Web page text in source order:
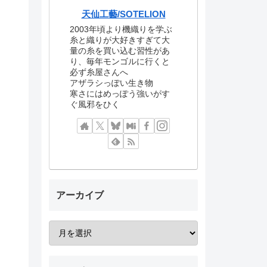
天仙工藝/SOTELION
2003年頃より機織りを学ぶ
糸と織りが大好きすぎて大
量の糸を買い込む習性があ
り、毎年モンゴルに行くと
必ず糸屋さんへ
アザラシっぽい生き物
寒さにはめっぽう強いがす
ぐ風邪をひく
アーカイブ